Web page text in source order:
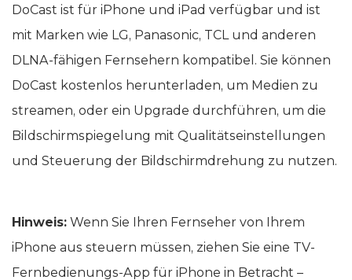
DoCast ist für iPhone und iPad verfügbar und ist
mit Marken wie LG, Panasonic, TCL und anderen
DLNA-fähigen Fernsehern kompatibel. Sie können
DoCast kostenlos herunterladen, um Medien zu
streamen, oder ein Upgrade durchführen, um die
Bildschirmspiegelung mit Qualitätseinstellungen
und Steuerung der Bildschirmdrehung zu nutzen.
Hinweis: Wenn Sie Ihren Fernseher von Ihrem
iPhone aus steuern müssen, ziehen Sie eine TV-
Fernbedienungs-App für iPhone in Betracht –